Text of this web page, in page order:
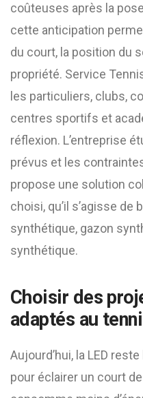
coûteuses après la
cette anticipation
du court, la position du
propriété. Service
les particuliers, clubs,
centres sportifs et
réflexion. L’entreprise
prévus et les
propose une solution
choisi, qu’il s’agisse de
synthétique, gazon
synthétique.
Choisir des
adaptés au
Aujourd’hui, la LED
pour éclairer un court